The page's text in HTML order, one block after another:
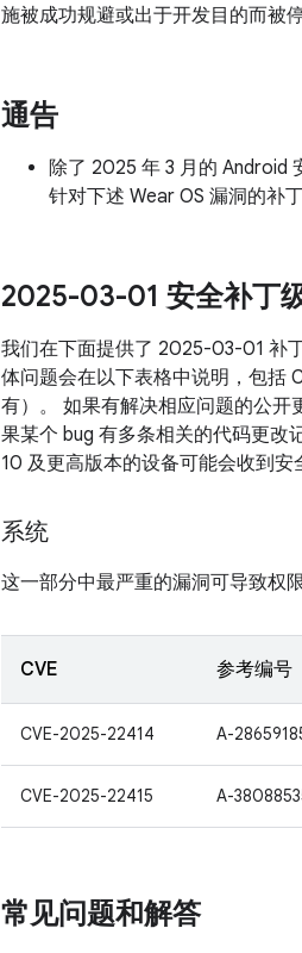
施被成功规避或出于开发目的而被停
通告
除了 2025 年 3 月的 Android
针对下述 Wear OS 漏洞的补丁
2025-03-01 安全补丁
我们在下面提供了 2025-03-01 补
体问题会在以下表格中说明，包括
有）。 如果有解决相应问题的公开
果某个 bug 有多条相关的代码更改
10 及更高版本的设备可能会收到安
系统
这一部分中最严重的漏洞可导致权
CVE 参考编号
CVE-2025-22414 A-
CVE-2025-22415 A-
常见问题和解答